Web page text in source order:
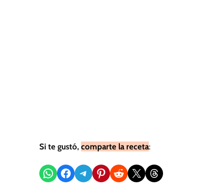
Si te gustó, comparte la receta:
Compartir en WhatsApp
Compartir en Facebook
Compartir en Telegram
Compartir en Pinterest
Compartir en Reddit
Compartir en X Share on Threads